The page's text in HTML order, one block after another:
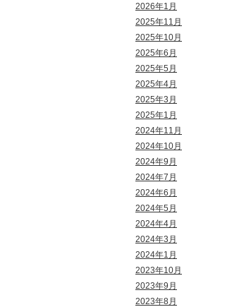
2026年1月
2025年11月
2025年10月
2025年6月
2025年5月
2025年4月
2025年3月
2025年1月
2024年11月
2024年10月
2024年9月
2024年7月
2024年6月
2024年5月
2024年4月
2024年3月
2024年1月
2023年10月
2023年9月
2023年8月